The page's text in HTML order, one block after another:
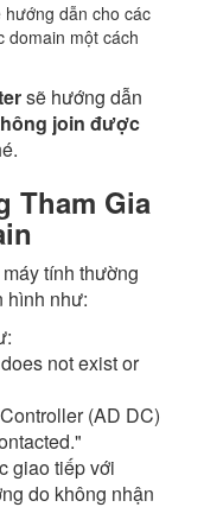
hướng dẫn cho các
domain một cách
sẽ hướng dẫn
join được
Tham Gia
tính thường
hình như:
not exist or
(AD DC)
giao tiếp với
do không nhận